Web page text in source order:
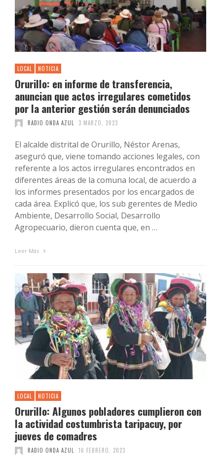
LOCAL NOTICIA
Orurillo: en informe de transferencia,
anuncian que actos irregulares cometidos
por la anterior gestión serán denunciados
RADIO ONDA AZUL 3 MARZO, 2023
El alcalde distrital de Orurillo, Néstor Arenas,
aseguró que, viene tomando acciones legales, con
referente a los actos irregulares encontrados en
diferentes áreas de la comuna local, de acuerdo a
los informes presentados por los encargados de
cada área. Explicó que, los sub gerentes de Medio
Ambiente, Desarrollo Social, Desarrollo
Agropecuario, dieron cuenta que, en …
Leer Más
LOCAL NOTICIA
Orurillo: Algunos pobladores cumplieron con
la actividad costumbrista taripacuy, por
jueves de comadres
RADIO ONDA AZUL 16 FEBRERO, 2023